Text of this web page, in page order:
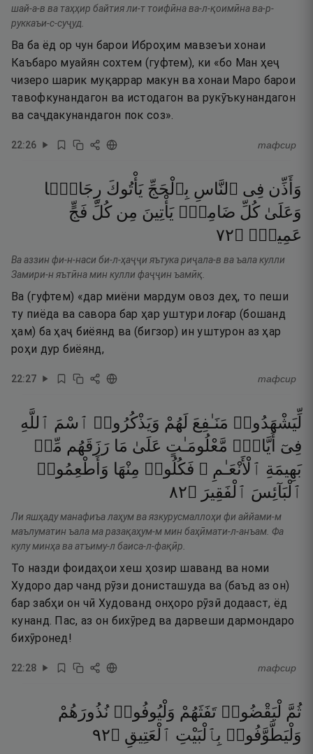
шай-а-в ва таҳҳир байтия ли-т тоифӣна ва-л-қоимӣна ва-р-
руккаъи-с-суҷуд.
Ва ба ёд ор чун барои Иброҳим мавзеъи хонаи
Каъбаро муайян сохтем (гуфтем), ки «бо Ман ҳеҷ
чизеро шарик муқаррар макун ва хонаи Маро барои
тавофкунандагон ва истодагон ва рукӯъкунандагон
ва саҷдакунандагон пок соз».
22:26 тафсир
وَأَذِّن فِى ٱلنَّاسِ بِٱلْحَجِّ يَأْتُوكَ رِجَالًۭا
وَعَلَىٰ كُلِّ ضَامِرٍۢ يَأْتِينَ مِن كُلِّ فَجٍّ
عَمِيقٍۢ ۝٢٧
Ва аззин фи-н-наси би-л-ҳаҷҷи яътука риҷала-в ва ъала кулли
Замири-н яътӣна мин кулли фаҷҷин ъамӣқ.
Ва (гуфтем) «дар миёни мардум овоз деҳ, то пеши
ту пиёда ва савора бар ҳар уштури лоғар (бошанд
ҳам) ба ҳаҷ биёянд ва (бигзор) ин уштурон аз ҳар
роҳи дур биёянд,
22:27 тафсир
لِّيَشْهَدُوا۟ مَنَـٰفِعَ لَهُمْ وَيَذْكُرُوا۟ ٱسْمَ ٱللَّهِ
فِىٓ أَيَّامٍۢ مَّعْلُومَـٰتٍ عَلَىٰ مَا رَزَقَهُم مِّنۢ
بَهِيمَةِ ٱلْأَنْعَـٰمِ ۖ فَكُلُوا۟ مِنْهَا وَأَطْعِمُوا۟
ٱلْبَآئِسَ ٱلْفَقِيرَ ۝٢٨
Ли яшҳаду манафиъа лаҳум ва язкурусмаллоҳи фи аййами-м
маълуматин ъала ма разақаҳум-м мин баҳӣмати-л-анъам. Фа
кулу минҳа ва атъиму-л баиса-л-фақӣр.
То назди фоидаҳои хеш ҳозир шаванд ва номи
Худоро дар чанд рӯзи донисташуда ва (баъд аз он)
бар забҳи он чӣ Худованд онҳоро рӯзӣ додааст, ёд
кунанд. Пас, аз он бихӯред ва дарвеши дармондаро
бихӯронед!
22:28 тафсир
ثُمَّ لْيَقْضُوا۟ تَفَثَهُمْ وَلْيُوفُوا۟ نُذُورَهُمْ
وَلْيَطَّوَّفُوا۟ بِٱلْبَيْتِ ٱلْعَتِيقِ ۝٢٩